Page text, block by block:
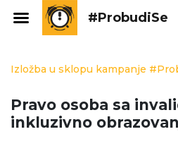
#ProbudiSe
Izložba u sklopu kampanje
Pravo osoba sa
inkluzivno